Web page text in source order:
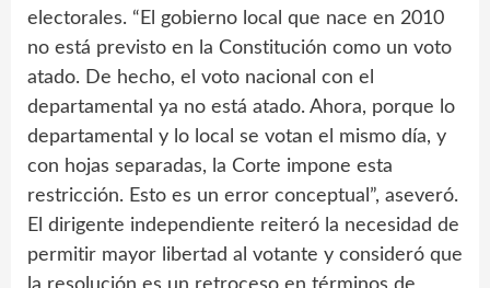
electorales. “El gobierno local que nace en 2010
no está previsto en la Constitución como un voto
atado. De hecho, el voto nacional con el
departamental ya no está atado. Ahora, porque lo
departamental y lo local se votan el mismo día, y
con hojas separadas, la Corte impone esta
restricción. Esto es un error conceptual”, aseveró.
El dirigente independiente reiteró la necesidad de
permitir mayor libertad al votante y consideró que